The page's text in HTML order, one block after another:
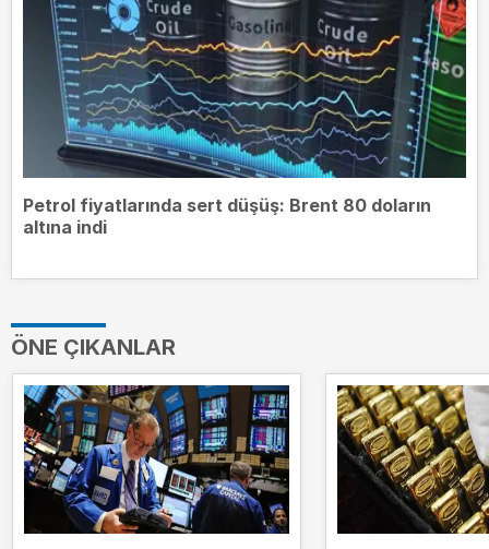
Petrol fiyatlarında sert düşüş: Brent 80 doların
altına indi
ÖNE ÇIKANLAR